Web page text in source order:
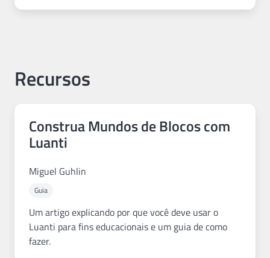
Recursos
Construa Mundos de Blocos com
Luanti
Miguel Guhlin
Guia
Um artigo explicando por que você deve usar o
Luanti para fins educacionais e um guia de como
fazer.